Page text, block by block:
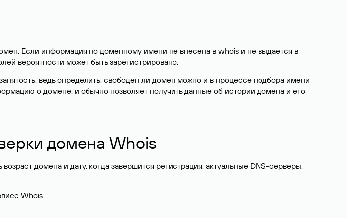
Если информация по доменному имени не внесена в whois и не выдается в
вероятности может быть зарегистрировано.
ведь определить, свободен ли домен можно и в процессе подбора имени
о домене, и обычно позволяет получить данные об истории домена и его
домена Whois
домена и дату, когда завершится регистрация, актуальные DNS-серверы,
Whois.